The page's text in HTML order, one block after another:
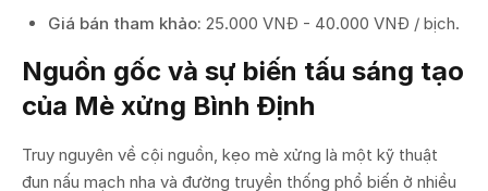
Giá bán tham khảo: 25.000 VNĐ - 40.000 VNĐ / bịch.
Nguồn gốc và sự biến tấu sáng tạo
của Mè xửng Bình Định
Truy nguyên về cội nguồn, kẹo mè xửng là một kỹ thuật
đun nấu mạch nha và đường truyền thống phổ biến ở nhiều